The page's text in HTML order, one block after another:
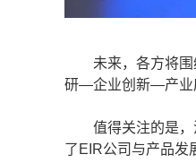
未来，各方将围绕
研—企业创新—产业
值得关注的是，活
了EIR公司与产品发